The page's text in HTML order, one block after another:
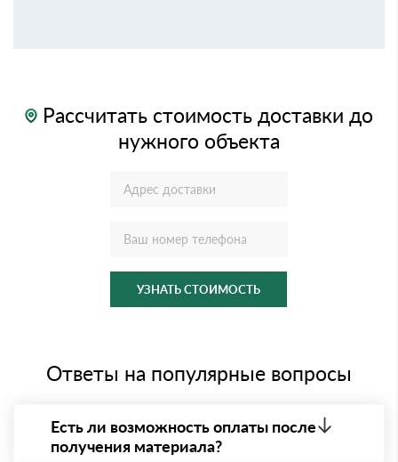
Рассчитать стоимость доставки до
нужного объекта
УЗНАТЬ СТОИМОСТЬ
Ответы на популярные вопросы
Есть ли возможность оплаты после
получения материала?